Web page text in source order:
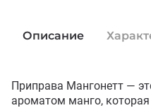
Описание
Приправа Мангонетт —
ароматом манго,